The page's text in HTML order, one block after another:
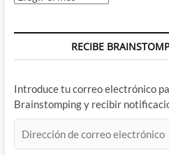
RECIBE
Introduce tu correo electrónico
Brainstomping y recibir
de